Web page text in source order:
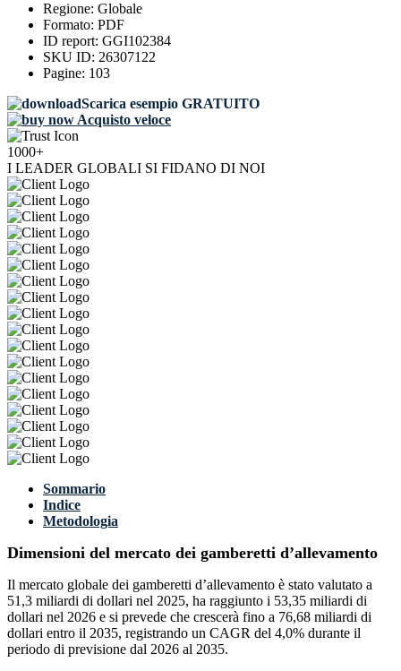
Regione: Globale
Formato: PDF
ID report: GGI102384
SKU ID: 26307122
Pagine: 103
Scarica esempio GRATUITO
Acquisto veloce
1000+
I LEADER GLOBALI SI FIDANO DI NOI
Sommario
Indice
Metodologia
Dimensioni del mercato dei gamberetti d’allevamento
Il mercato globale dei gamberetti d’allevamento è stato valutato a
51,3 miliardi di dollari nel 2025, ha raggiunto i 53,35 miliardi di
dollari nel 2026 e si prevede che crescerà fino a 76,68 miliardi di
dollari entro il 2035, registrando un CAGR del 4,0% durante il
periodo di previsione dal 2026 al 2035.